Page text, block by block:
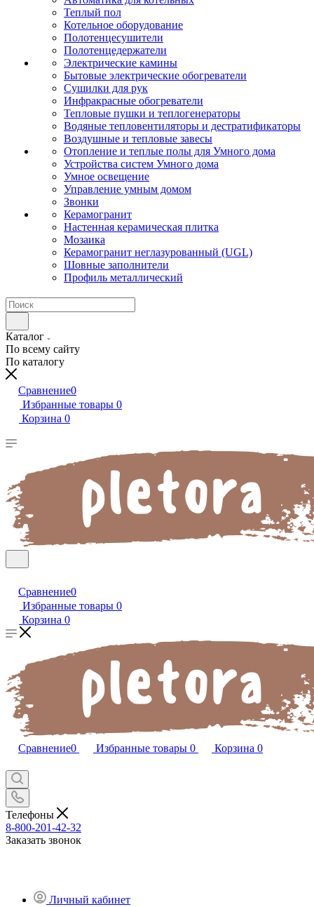
Теплый пол
Котельное оборудование
Полотенцесушители
Полотенцедержатели
Электрические камины
Бытовые электрические обогреватели
Сушилки для рук
Инфракрасные обогреватели
Тепловые пушки и теплогенераторы
Водяные тепловентиляторы и дестратификаторы
Воздушные и тепловые завесы
Отопление и теплые полы для Умного дома
Устройства систем Умного дома
Умное освещение
Управление умным домом
Звонки
Керамогранит
Настенная керамическая плитка
Мозаика
Керамогранит неглазурованный (UGL)
Шовные заполнители
Профиль металлический
Каталог
По всему сайту
По каталогу
Сравнение0
Избранные товары 0
Корзина 0
Сравнение0
Избранные товары 0
Корзина 0
Сравнение0 Избранные товары 0 Корзина 0
Телефоны
8-800-201-42-32
Заказать звонок
Личный кабинет